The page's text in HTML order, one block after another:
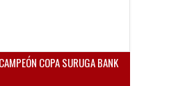
COPA SURUGA BANK